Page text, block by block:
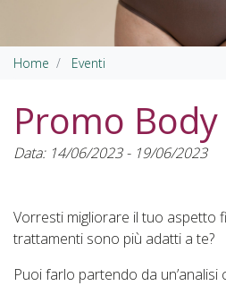
Home Eventi
Promo Body
Data: 14/06/2023 - 19/06/2023
Vorresti migliorare il tuo aspetto
trattamenti sono più adatti a te?
Puoi farlo partendo da